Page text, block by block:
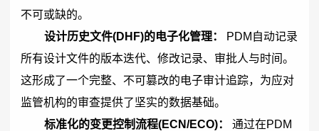
不可或缺的。
设计历史文件(DHF)的电子化管理：
PDM自动记录
所有设计文件的版本迭代、修改记录、审批人与时间。
这形成了一个完整、不可篡改的电子审计追踪，为应对
监管机构的审查提供了坚实的数据基础。
标准化的变更控制流程(ECN/ECO)：
通过在PDM